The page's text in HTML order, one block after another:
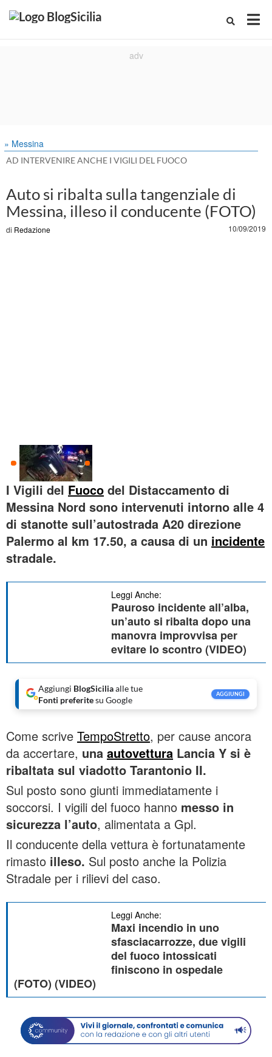
» Messina
AD INTERVENIRE ANCHE I VIGILI DEL FUOCO
Auto si ribalta sulla tangenziale di
Messina, illeso il conducente (FOTO)
di Redazione 10/09/2019
I Vigili del Fuoco del Distaccamento di
Messina Nord sono intervenuti intorno alle 4
di stanotte sull’autostrada A20 direzione
Palermo al km 17.50, a causa di un incidente
stradale.
Leggi Anche:
Pauroso incidente all’alba,
un’auto si ribalta dopo una
manovra improvvisa per
evitare lo scontro (VIDEO)
Aggiungi BlogSiciliaalle tue
Fonti preferitesu Google
AGGIUNGI
Come scrive TempoStretto, per cause ancora
da accertare, una autovettura Lancia Y si è
ribaltata sul viadotto Tarantonio II.
Sul posto sono giunti immediatamente i
soccorsi. I vigili del fuoco hanno messo in
sicurezza l’auto, alimentata a Gpl.
Il conducente della vettura è fortunatamente
rimasto illeso. Sul posto anche la Polizia
Stradale per i rilievi del caso.
Leggi Anche:
Maxi incendio in uno
sfasciacarrozze, due vigili
del fuoco intossicati
finiscono in ospedale
(FOTO) (VIDEO)